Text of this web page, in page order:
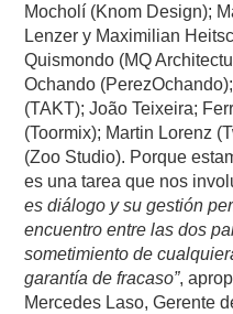
Mocholí (Knom Design);
Lenzer y Maximilian
Quismondo (MQ
Ochando
(TAKT); João Teixeira;
(Toormix); Martin Lorenz
(Zoo Studio). Porque
es una tarea que nos
es diálogo y su gestión
encuentro entre las dos
sometimiento de
garantía de fracaso”,
Mercedes Laso, Gerente